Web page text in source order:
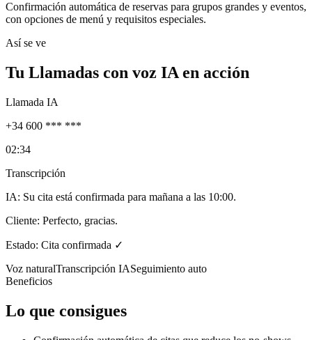
Confirmación automática de reservas para grupos grandes y eventos,
con opciones de menú y requisitos especiales.
Así se ve
Tu Llamadas con voz IA en acción
Llamada IA
+34 600 *** ***
02:34
Transcripción
IA: Su cita está confirmada para mañana a las 10:00.
Cliente: Perfecto, gracias.
Estado: Cita confirmada ✓
Voz naturalTranscripción IASeguimiento auto
Beneficios
Lo que consigues